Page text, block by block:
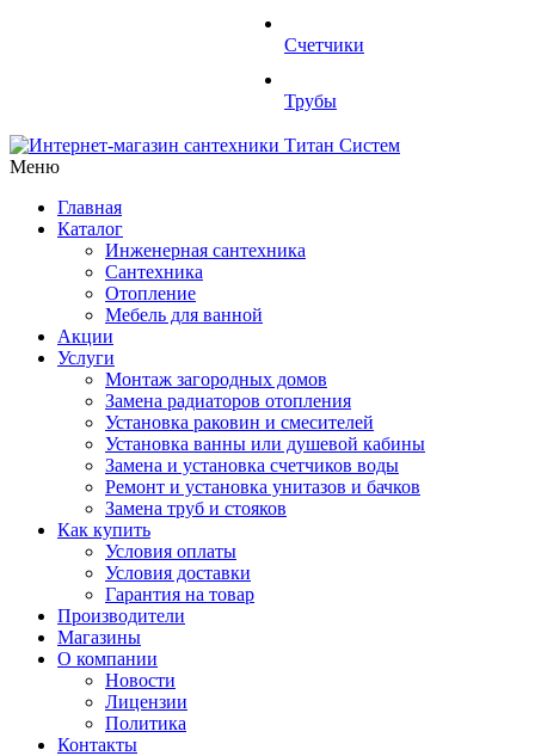
Счетчики
Трубы
Меню
Главная
Каталог
Инженерная сантехника
Сантехника
Отопление
Мебель для ванной
Акции
Услуги
Монтаж загородных домов
Замена радиаторов отопления
Установка раковин и смесителей
Установка ванны или душевой кабины
Замена и установка счетчиков воды
Ремонт и установка унитазов и бачков
Замена труб и стояков
Как купить
Условия оплаты
Условия доставки
Гарантия на товар
Производители
Магазины
О компании
Новости
Лицензии
Политика
Контакты